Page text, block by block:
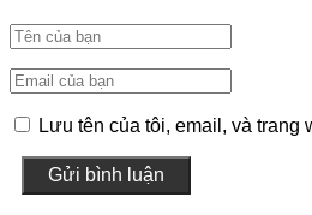
Lưu tên của tôi, email, và trang
Gửi bình luận